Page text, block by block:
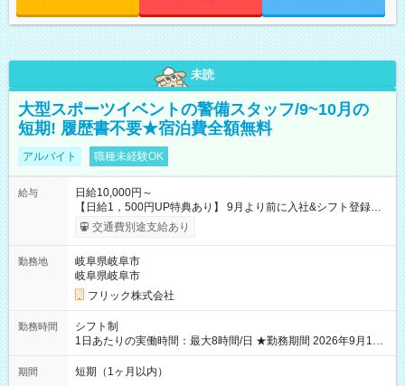
未読
大型スポーツイベントの警備スタッフ/9~10月の
短期! 履歴書不要★宿泊費全額無料
アルバイト 職種未経験OK
給与
日給10,000円～
【日給1，500円UP特典あり】 9月より前に入社&シフト登録す
ると 期間中(9/16~10/23) の日給がUP! 日給1万1500円でしっか
り稼げます♪ 【試用期間】試用期間なし
交通費別途支給あり
勤務地
岐阜県岐阜市
岐阜県岐阜市
フリック株式会社
勤務時間
シフト制
1日あたりの実働時間：最大8時間/日 ★勤務期間 2026年9月16
日~2026年10月23日 短期勤務OK! 期間中フル勤務できる方優遇
※週3~5日勤務(勤務日数応相談) ※期間前から勤務スタートも可
期間 短期（1ヶ月以内）